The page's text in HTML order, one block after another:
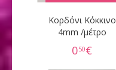
Κορδόνι Κόκκινο
4mm /μέτρο
050€